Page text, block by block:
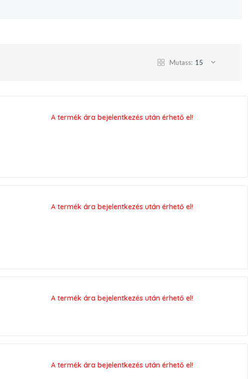
Mutass: 15
A termék ára bejelentkezés után érhető el!
A termék ára bejelentkezés után érhető el!
A termék ára bejelentkezés után érhető el!
A termék ára bejelentkezés után érhető el!